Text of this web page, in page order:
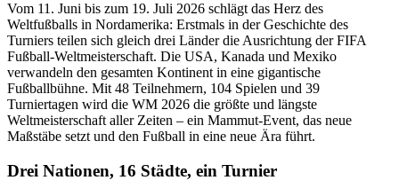
Vom 11. Juni bis zum 19. Juli 2026 schlägt das Herz des
Weltfußballs in Nordamerika: Erstmals in der Geschichte des
Turniers teilen sich gleich drei Länder die Ausrichtung der FIFA
Fußball-Weltmeisterschaft. Die USA, Kanada und Mexiko
verwandeln den gesamten Kontinent in eine gigantische
Fußballbühne. Mit 48 Teilnehmern, 104 Spielen und 39
Turniertagen wird die WM 2026 die größte und längste
Weltmeisterschaft aller Zeiten – ein Mammut-Event, das neue
Maßstäbe setzt und den Fußball in eine neue Ära führt.
Drei Nationen, 16 Städte, ein Turnier